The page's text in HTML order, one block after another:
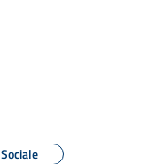
Sociale